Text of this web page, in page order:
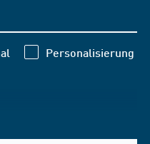
Personalisierung